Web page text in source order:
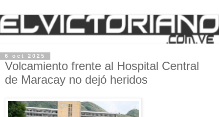
6 oct 2025
Volcamiento frente al Hospital Central
de Maracay no dejó heridos